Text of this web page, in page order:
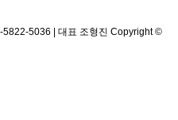
5036 | 대표 조형진 Copyright ©